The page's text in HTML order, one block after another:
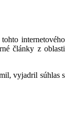
internetového
články z oblasti
vyjadril súhlas s